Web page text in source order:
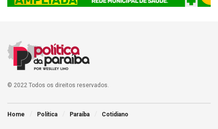
© 2022 Todos os direitos reservados.
Home Política Paraíba Cotidiano